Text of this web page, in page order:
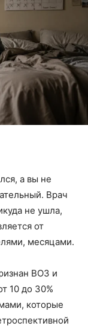
а вы не
Врач
не ушла,
от
месяцами.
ВОЗ и
10 до 30%
которые